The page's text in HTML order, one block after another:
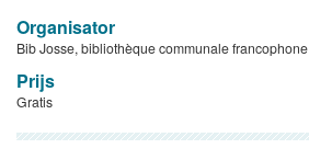
Organisator
Bib Josse, bibliothèque communale francophone
Prijs
Gratis